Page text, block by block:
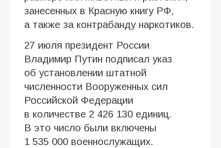
занесенных в Красную книгу РФ,
а также за контрабанду наркотиков.
27 июля президент России
Владимир Путин подписал указ
об установлении штатной
численности Вооруженных сил
Российской Федерации
в количестве 2 426 130 единиц.
В это число были включены
1 535 000 военнослужащих.